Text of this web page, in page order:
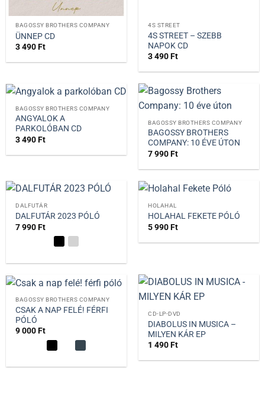
BAGOSSY BROTHERS COMPANY
ÜNNEP CD
3 490Ft
4S STREET
4S STREET – SZEBB
NAPOK CD
3 490Ft
BAGOSSY BROTHERS COMPANY
ANGYALOK A
PARKOLÓBAN CD
3 490Ft
BAGOSSY BROTHERS COMPANY
BAGOSSY BROTHERS
COMPANY: 10 ÉVE ÚTON
7 990Ft
DALFUTÁR
DALFUTÁR 2023 PÓLÓ
7 990Ft
HOLAHAL
HOLAHAL FEKETE PÓLÓ
5 990Ft
BAGOSSY BROTHERS COMPANY
CSAK A NAP FELÉ! FÉRFI
PÓLÓ
9 000Ft
CD-LP-DVD
DIABOLUS IN MUSICA –
MILYEN KÁR EP
1 490Ft